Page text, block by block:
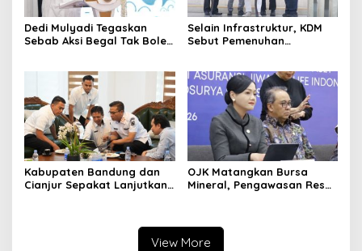
Dedi Mulyadi Tegaskan
Sebab Aksi Begal Tak Boleh
Selain Infrastruktur, KDM
Sebut Pemenuhan
APBD Jabar 2027
Kabupaten Bandung dan
Cianjur Sepakat Lanjutkan
OJK Matangkan Bursa
Mineral, Pengawasan Resmi
View More